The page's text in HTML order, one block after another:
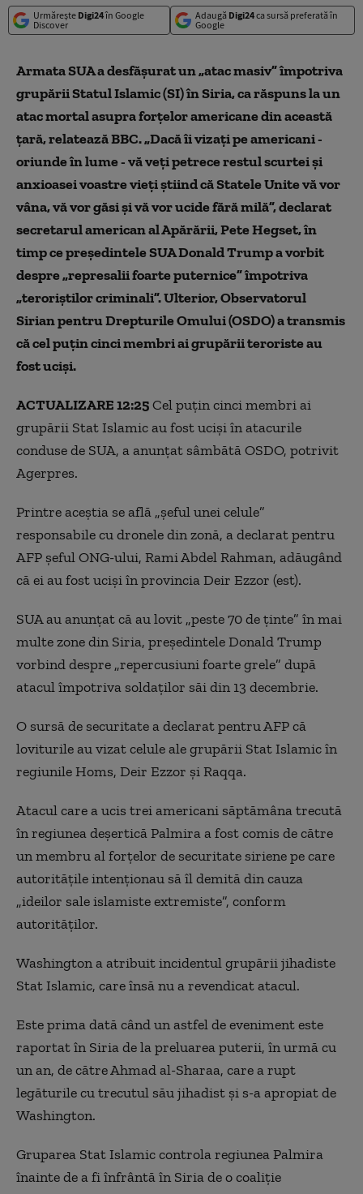
Urmărește Digi24în Google
Discover
Adaugă Digi24ca sursă preferată în
Google
Armata SUA a desfăşurat un „atac masiv” împotriva
grupării Statul Islamic (SI) în Siria, ca răspuns la un
atac mortal asupra forţelor americane din această
ţară, relatează BBC. „Dacă îi vizaţi pe americani -
oriunde în lume - vă veţi petrece restul scurtei şi
anxioasei voastre vieţi ştiind că Statele Unite vă vor
vâna, vă vor găsi şi vă vor ucide fără milă”, declarat
secretarul american al Apărării, Pete Hegset, în
timp ce preşedintele SUA Donald Trump a vorbit
despre „represalii foarte puternice” împotriva
„teroriştilor criminali”. Ulterior, Observatorul
Sirian pentru Drepturile Omului (OSDO) a transmis
că cel puțin cinci membri ai grupării teroriste au
fost uciși.
ACTUALIZARE 12:25Cel puţin cinci membri ai
grupării Stat Islamic au fost ucişi în atacurile
conduse de SUA, a anunţat sâmbătă OSDO, potrivit
Agerpres.
Printre aceştia se află „şeful unei celule”
responsabile cu dronele din zonă, a declarat pentru
AFP şeful ONG-ului, Rami Abdel Rahman, adăugând
că ei au fost ucişi în provincia Deir Ezzor (est).
SUA au anunţat că au lovit „peste 70 de ţinte” în mai
multe zone din Siria, preşedintele Donald Trump
vorbind despre „repercusiuni foarte grele” după
atacul împotriva soldaţilor săi din 13 decembrie.
O sursă de securitate a declarat pentru AFP că
loviturile au vizat celule ale grupării Stat Islamic în
regiunile Homs, Deir Ezzor şi Raqqa.
Atacul care a ucis trei americani săptămâna trecută
în regiunea deşertică Palmira a fost comis de către
un membru al forţelor de securitate siriene pe care
autorităţile intenţionau să îl demită din cauza
„ideilor sale islamiste extremiste”, conform
autorităţilor.
Washington a atribuit incidentul grupării jihadiste
Stat Islamic, care însă nu a revendicat atacul.
Este prima dată când un astfel de eveniment este
raportat în Siria de la preluarea puterii, în urmă cu
un an, de către Ahmad al-Sharaa, care a rupt
legăturile cu trecutul său jihadist şi s-a apropiat de
Washington.
Gruparea Stat Islamic controla regiunea Palmira
înainte de a fi înfrântă în Siria de o coaliţie